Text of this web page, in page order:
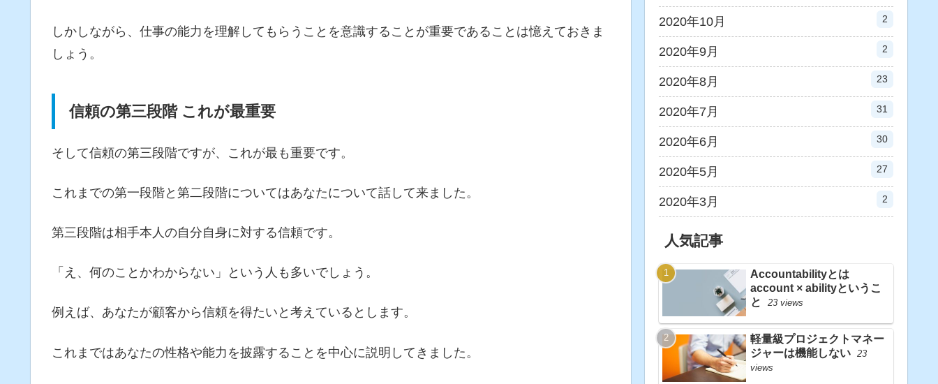
しかしながら、仕事の能力を理解してもらうことを意識することが重要であることは憶えておきま
しょう。
信頼の第三段階 これが最重要
そして信頼の第三段階ですが、これが最も重要です。
これまでの第一段階と第二段階についてはあなたについて話して来ました。
第三段階は相手本人の自分自身に対する信頼です。
「え、何のことかわからない」という人も多いでしょう。
例えば、あなたが顧客から信頼を得たいと考えているとします。
これまではあなたの性格や能力を披露することを中心に説明してきました。
2020年10月 2
2020年9月 2
2020年8月 23
2020年7月 31
2020年6月 30
2020年5月 27
2020年3月 2
人気記事
Accountabilityとは
account × abilityというこ
と
23 views
軽量級プロジェクトマネー
ジャーは機能しない 23
views